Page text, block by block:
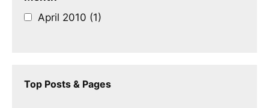
April 2010 (1)
Top Posts & Pages